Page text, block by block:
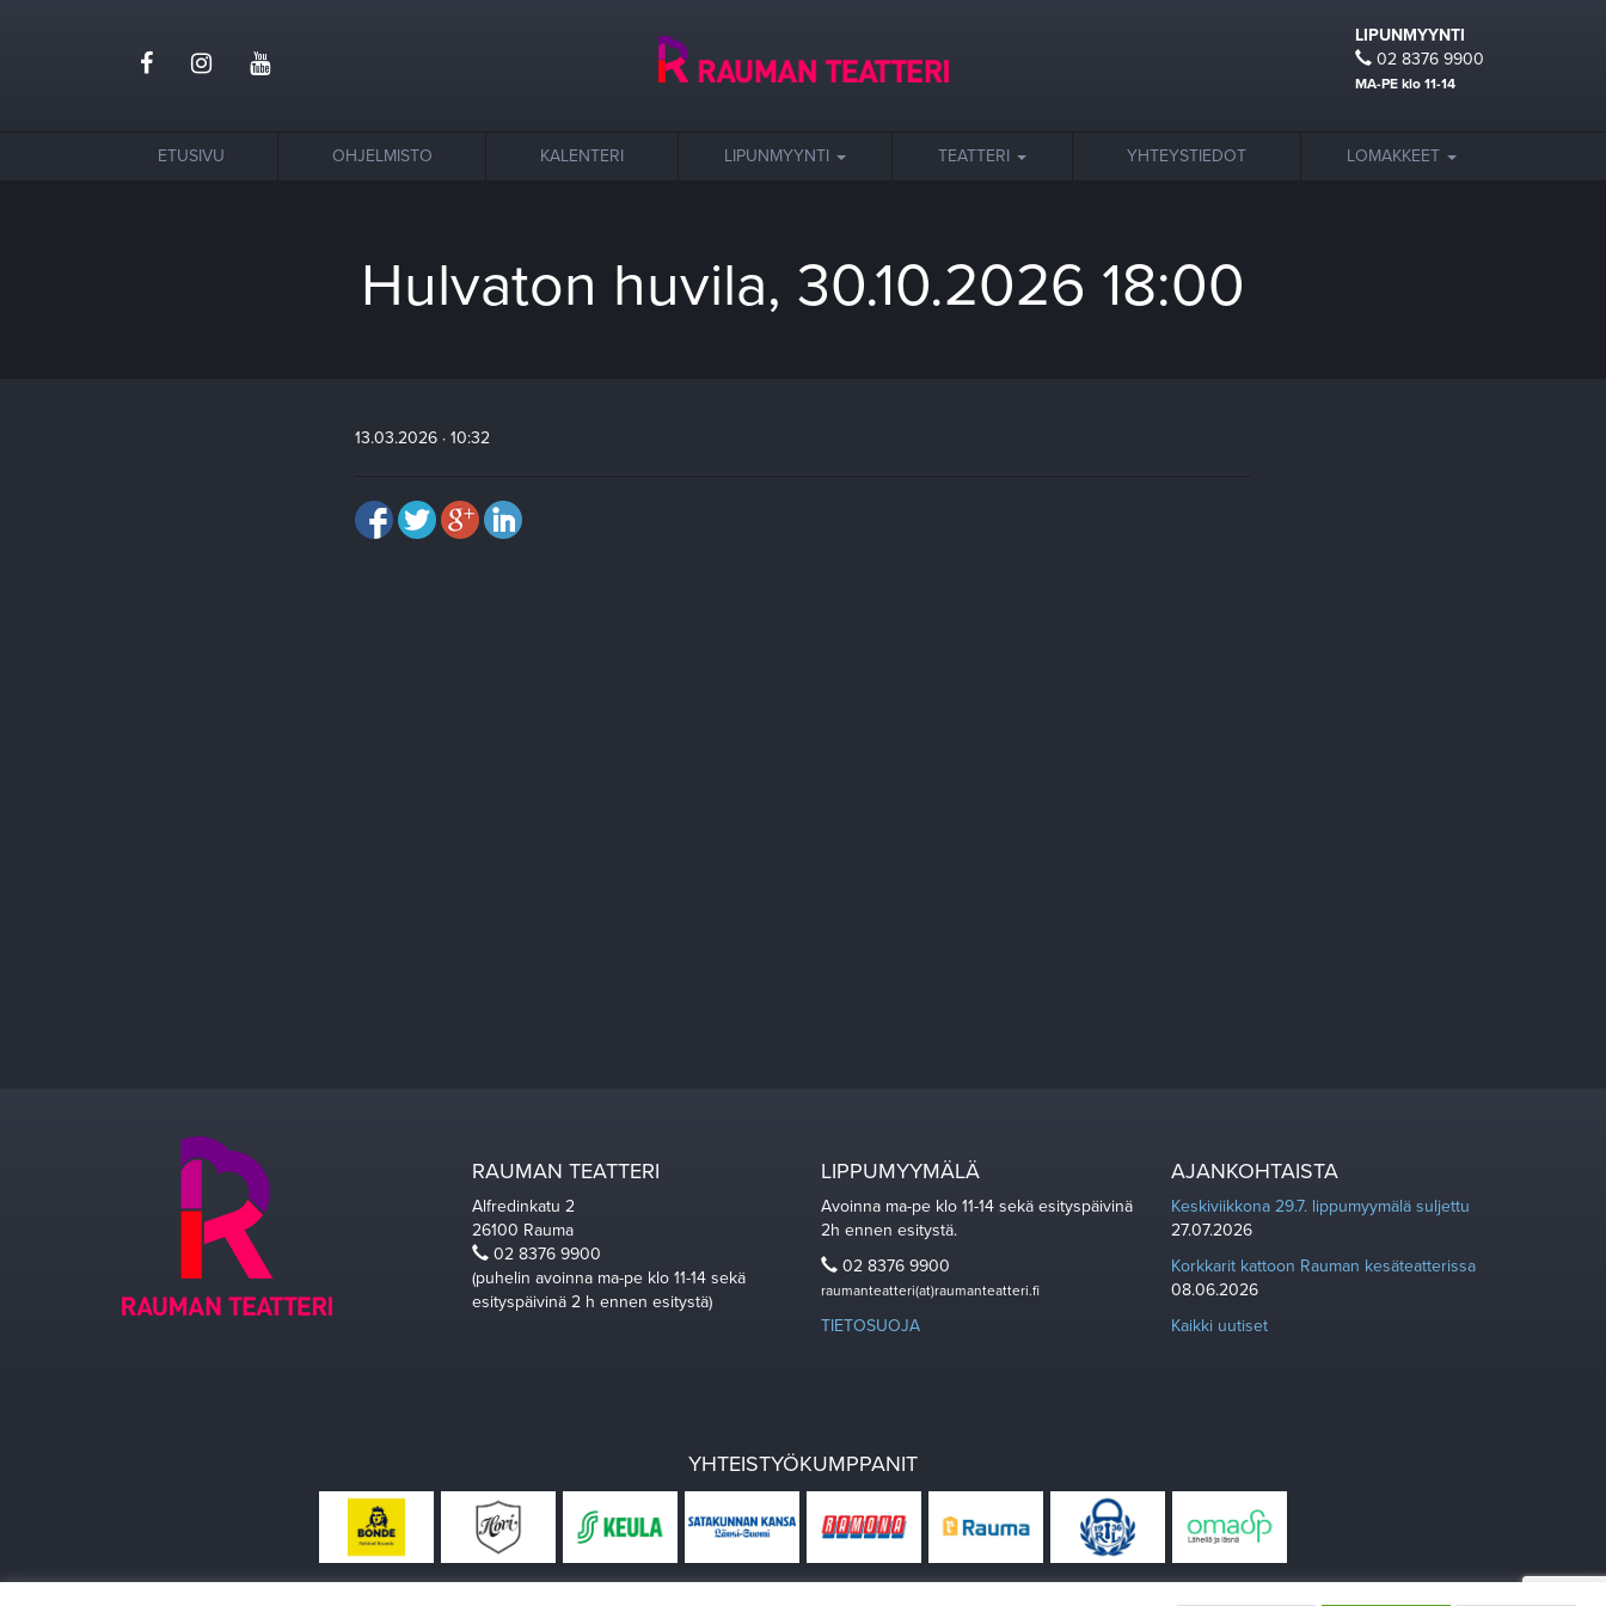
LIPUNMYYNTI
02 8376 9900
MA-PE klo 11-14
ETUSIVU OHJELMISTO KALENTERI LIPUNMYYNTI TEATTERI YHTEYSTIEDOT LOMAKKEET
Hulvaton huvila, 30.10.2026 18:00
13.03.2026 · 10:32
RAUMAN TEATTERI
Alfredinkatu 2
26100 Rauma
02 8376 9900
(puhelin avoinna ma-pe klo 11-14 sekä
esityspäivinä 2 h ennen esitystä)
LIPPUMYYMÄLÄ
Avoinna ma-pe klo 11-14 sekä esityspäivinä
2h ennen esitystä.
02 8376 9900
raumanteatteri(at)raumanteatteri.fi
TIETOSUOJA
AJANKOHTAISTA
Keskiviikkona 29.7. lippumyymälä suljettu
27.07.2026
Korkkarit kattoon Rauman kesäteatterissa
08.06.2026
Kaikki uutiset
YHTEISTYÖKUMPPANIT